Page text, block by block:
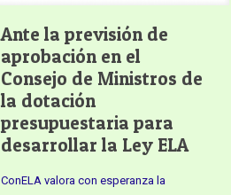
Ante la previsión de
aprobación en el
Consejo de Ministros de
la dotación
presupuestaria para
desarrollar la Ley ELA
ConELA valora con esperanza la